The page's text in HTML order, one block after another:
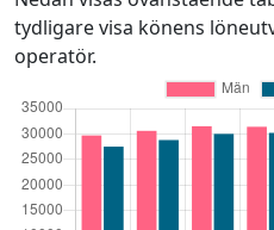
tydligare visa könens
operatör.